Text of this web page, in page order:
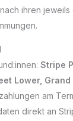
nach ihren jeweils
Stripe
Lower, Grand
am
direkt an